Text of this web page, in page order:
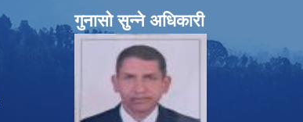
गुनासो सुन्ने अधिकारी